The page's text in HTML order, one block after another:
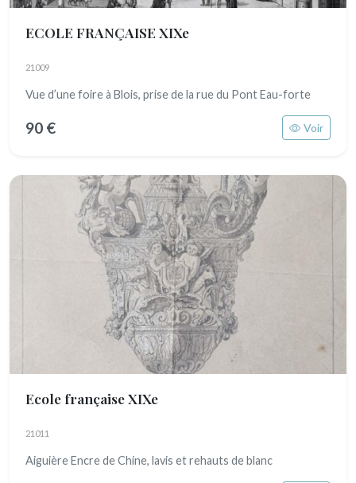
ECOLE FRANÇAISE XIXe
21009
Vue d’une foire à Blois, prise de la rue du Pont Eau-forte
90 € Voir
Ecole française XIXe
21011
Aiguière Encre de Chine, lavis et rehauts de blanc